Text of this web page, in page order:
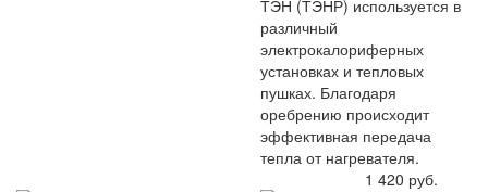
ТЭН (ТЭНР) используется в
различный
электрокалориферных
установках и тепловых
пушках. Благодаря
оребрению происходит
эффективная передача
тепла от нагревателя.
1 420 руб.